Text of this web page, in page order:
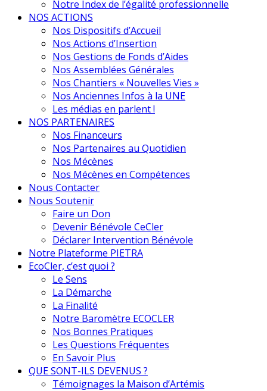
Notre Index de l’égalité professionnelle
NOS ACTIONS
Nos Dispositifs d’Accueil
Nos Actions d’Insertion
Nos Gestions de Fonds d’Aides
Nos Assemblées Générales
Nos Chantiers « Nouvelles Vies »
Nos Anciennes Infos à la UNE
Les médias en parlent !
NOS PARTENAIRES
Nos Financeurs
Nos Partenaires au Quotidien
Nos Mécènes
Nos Mécènes en Compétences
Nous Contacter
Nous Soutenir
Faire un Don
Devenir Bénévole CeCler
Déclarer Intervention Bénévole
Notre Plateforme PIETRA
EcoCler, c’est quoi ?
Le Sens
La Démarche
La Finalité
Notre Baromètre ECOCLER
Nos Bonnes Pratiques
Les Questions Fréquentes
En Savoir Plus
QUE SONT-ILS DEVENUS ?
Témoignages la Maison d’Artémis